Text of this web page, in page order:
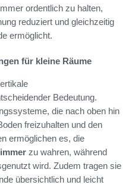
ordentlich zu halten,
reduziert und gleichzeitig
ermöglicht.
für kleine Räume
Bedeutung.
die nach oben hin
freizuhalten und den
ermöglichen es, die
zu wahren, während
wird. Zudem tragen sie
übersichtlich und leicht